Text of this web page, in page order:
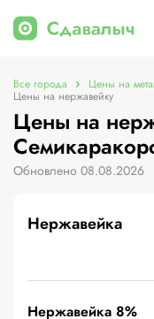
Все города Цены на
Цены на нержавейку
Цены на
Обновлено 08.08.2026
Нержавейка
Нержавейка 8%